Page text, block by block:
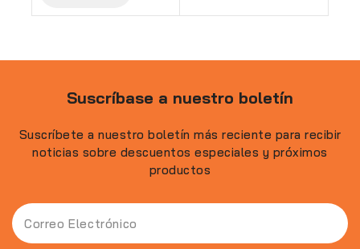
Suscríbase a nuestro boletín
Suscríbete a nuestro boletín más reciente para recibir
noticias sobre descuentos especiales y próximos
productos